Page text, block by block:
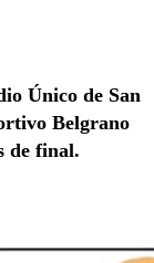
Único de San
Belgrano
de final.